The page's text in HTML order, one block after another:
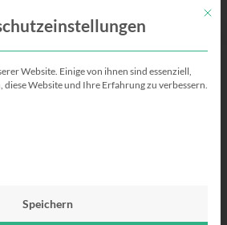
du die perfekte
Mit
Website. Einige von ihnen sind essenziell,
diese Website und Ihre Erfahrung zu verbessern.
Service-Gruppen, für die eine
Speichern